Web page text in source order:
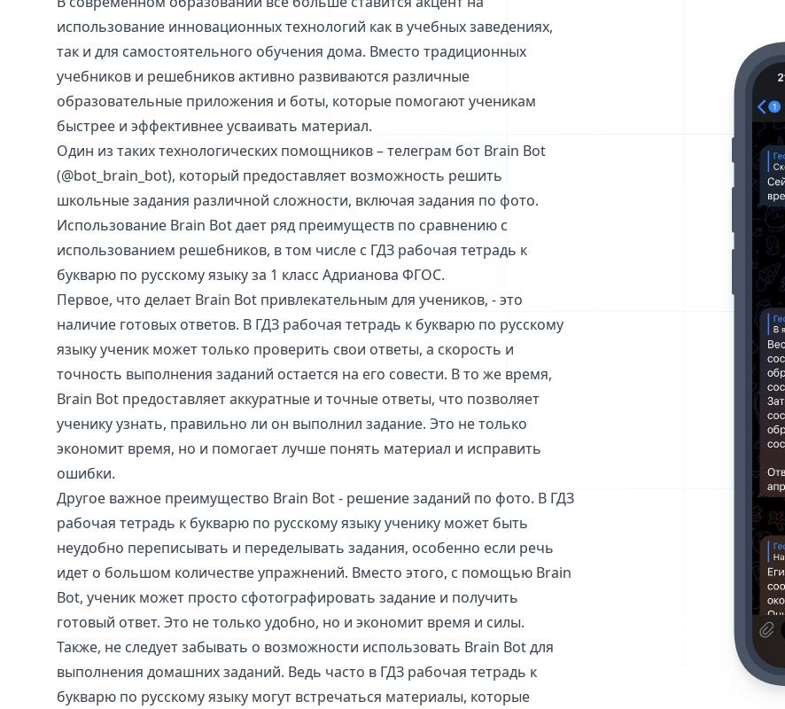
использование инновационных технологий как в учебных заведениях,
так и для самостоятельного обучения дома. Вместо традиционных
учебников и решебников активно развиваются различные
образовательные приложения и боты, которые помогают ученикам
быстрее и эффективнее усваивать материал.
Один из таких технологических помощников – телеграм бот Brain Bot
(@bot_brain_bot), который предоставляет возможность решить
школьные задания различной сложности, включая задания по фото.
Использование Brain Bot дает ряд преимуществ по сравнению с
использованием решебников, в том числе с ГДЗ рабочая тетрадь к
букварю по русскому языку за 1 класс Адрианова ФГОС.
Первое, что делает Brain Bot привлекательным для учеников, - это
наличие готовых ответов. В ГДЗ рабочая тетрадь к букварю по русскому
языку ученик может только проверить свои ответы, а скорость и
точность выполнения заданий остается на его совести. В то же время,
Brain Bot предоставляет аккуратные и точные ответы, что позволяет
ученику узнать, правильно ли он выполнил задание. Это не только
экономит время, но и помогает лучше понять материал и исправить
ошибки.
Другое важное преимущество Brain Bot - решение заданий по фото. В ГДЗ
рабочая тетрадь к букварю по русскому языку ученику может быть
неудобно переписывать и переделывать задания, особенно если речь
идет о большом количестве упражнений. Вместо этого, с помощью Brain
Bot, ученик может просто сфотографировать задание и получить
готовый ответ. Это не только удобно, но и экономит время и силы.
Также, не следует забывать о возможности использовать Brain Bot для
выполнения домашних заданий. Ведь часто в ГДЗ рабочая тетрадь к
букварю по русскому языку могут встречаться материалы, которые